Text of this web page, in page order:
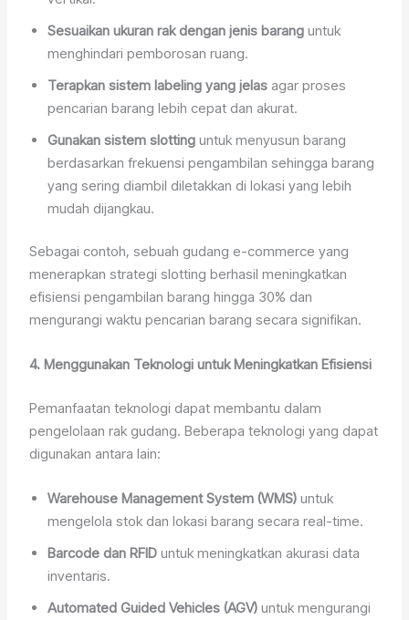
Sesuaikan ukuran rak dengan jenis barang untuk
menghindari pemborosan ruang.
Terapkan sistem labeling yang jelas agar proses
pencarian barang lebih cepat dan akurat.
Gunakan sistem slotting untuk menyusun barang
berdasarkan frekuensi pengambilan sehingga barang
yang sering diambil diletakkan di lokasi yang lebih
mudah dijangkau.
Sebagai contoh, sebuah gudang e-commerce yang
menerapkan strategi slotting berhasil meningkatkan
efisiensi pengambilan barang hingga 30% dan
mengurangi waktu pencarian barang secara signifikan.
4. Menggunakan Teknologi untuk Meningkatkan Efisiensi
Pemanfaatan teknologi dapat membantu dalam
pengelolaan rak gudang. Beberapa teknologi yang dapat
digunakan antara lain:
Warehouse Management System (WMS) untuk
mengelola stok dan lokasi barang secara real-time.
Barcode dan RFID untuk meningkatkan akurasi data
inventaris.
Automated Guided Vehicles (AGV) untuk mengurangi